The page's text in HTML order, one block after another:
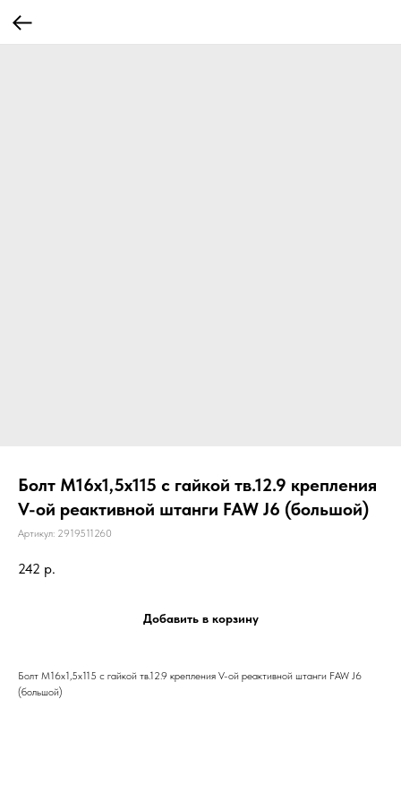
Болт М16х1,5х115 с гайкой тв.12.9 крепления
V-ой реактивной штанги FAW J6 (большой)
Артикул: 2919511260
242 р.
Добавить в корзину
Болт М16х1,5х115 с гайкой тв.12.9 крепления V-ой реактивной штанги FAW J6
(большой)